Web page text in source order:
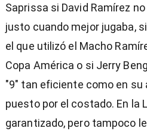
Saprissa si David Ramírez
justo cuando mejor jugaba,
el que utilizó el Macho
Copa América o si Jerry
"9" tan eficiente como en su
puesto por el costado. En la
garantizado, pero tampoco